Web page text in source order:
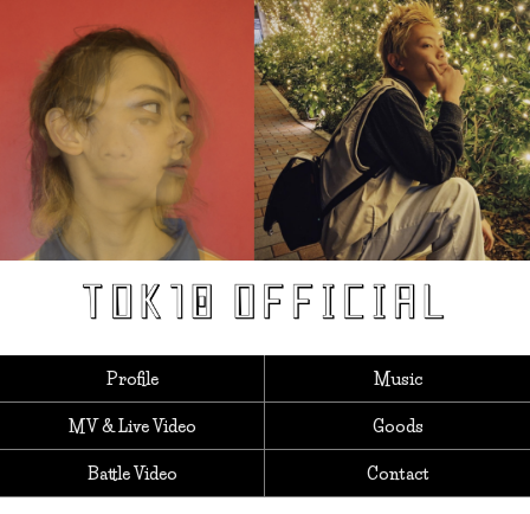
Profile Music
MV & Live Video Goods
Battle Video Contact